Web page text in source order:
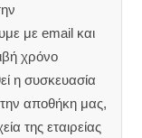
με email και
χρόνο
η συσκευασία
αποθήκη μας,
της εταιρείας